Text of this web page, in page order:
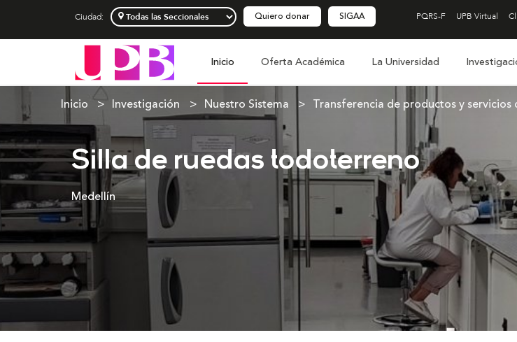
Ciudad: Quiero donar SIGAA PQRS-F UPB Virtual
Inicio Oferta Académica La Universidad
Inicio Investigación Nuestro Sistema Transferencia de productos y servicios
Silla de ruedas todoterreno
Medellín